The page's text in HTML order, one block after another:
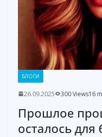
БЛОГИ
26.09.2025 300 Views16
Прошлое
осталось для